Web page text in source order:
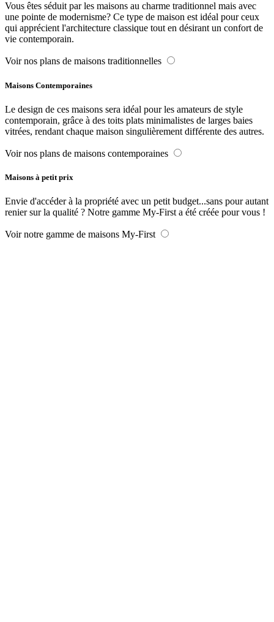
Vous êtes séduit par les maisons au charme traditionnel mais avec
une pointe de modernisme? Ce type de maison est idéal pour ceux
qui apprécient l'architecture classique tout en désirant un confort de
vie contemporain.
Voir nos plans de maisons traditionnelles
Maisons Contemporaines
Le design de ces maisons sera idéal pour les amateurs de style
contemporain, grâce à des toits plats minimalistes de larges baies
vitrées, rendant chaque maison singulièrement différente des autres.
Voir nos plans de maisons contemporaines
Maisons à petit prix
Envie d'accéder à la propriété avec un petit budget...sans pour autant
renier sur la qualité ? Notre gamme My-First a été créée pour vous !
Voir notre gamme de maisons My-First